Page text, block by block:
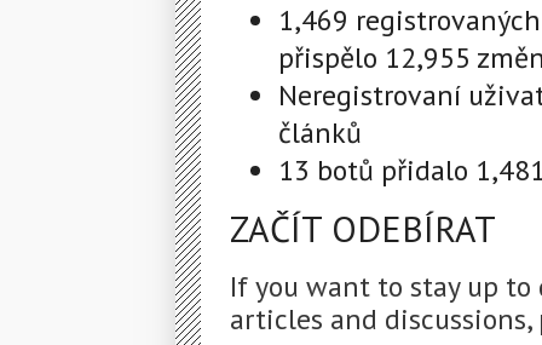
1,469
přispělo 12,955
Neregistrovaní
článků
13 botů přidalo
ZAČÍT ODEBÍRAT
If you want to stay up
articles and